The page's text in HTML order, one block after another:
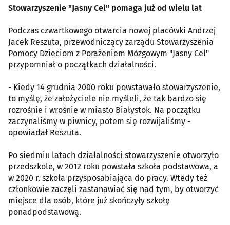
Stowarzyszenie "Jasny Cel" pomaga już od wielu lat
Podczas czwartkowego otwarcia nowej placówki Andrzej
Jacek Reszuta, przewodniczący zarządu Stowarzyszenia
Pomocy Dzieciom z Porażeniem Mózgowym "Jasny Cel"
przypomniał o początkach działalności.
- Kiedy 14 grudnia 2000 roku powstawało stowarzyszenie,
to myślę, że założyciele nie myśleli, że tak bardzo się
rozrośnie i wrośnie w miasto Białystok. Na początku
zaczynaliśmy w piwnicy, potem się rozwijaliśmy -
opowiadał Reszuta.
Po siedmiu latach działalności stowarzyszenie otworzyło
przedszkole, w 2012 roku powstała szkoła podstawowa, a
w 2020 r. szkoła przysposabiająca do pracy. Wtedy też
członkowie zaczęli zastanawiać się nad tym, by otworzyć
miejsce dla osób, które już skończyły szkołę
ponadpodstawową.